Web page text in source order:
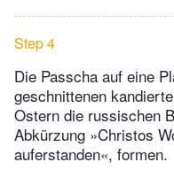
Step 4
Die Passcha auf eine
geschnittenen
Ostern die russischen
Abkürzung »Christos
auferstanden«, formen.